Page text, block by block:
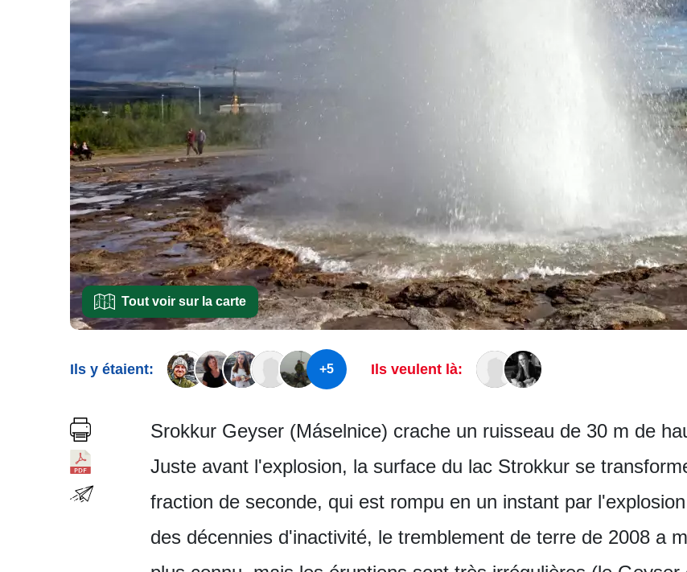
Tout voir sur la carte
Ils y étaient: +5 Ils veulent là:
Srokkur Geyser (Máselnice) crache un ruisseau de 30 m de
Juste avant l'explosion, la surface du lac Strokkur se
fraction de seconde, qui est rompu en un instant par
des décennies d'inactivité, le tremblement de terre de 2008 a